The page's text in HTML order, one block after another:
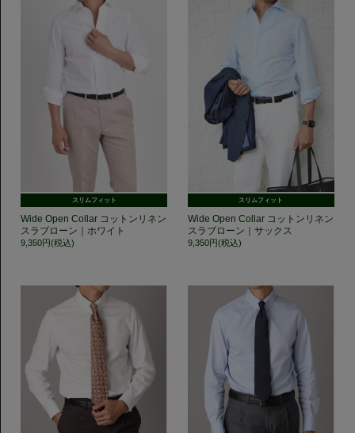
スリムフィット
Wide Open Collar コットンリネン
スラブローン｜ホワイト
9,350円(税込)
スリムフィット
Wide Open Collar コットンリネン
スラブローン｜サックス
9,350円(税込)